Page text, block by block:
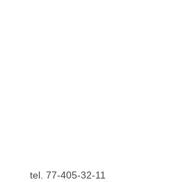
tel. 77-405-32-11